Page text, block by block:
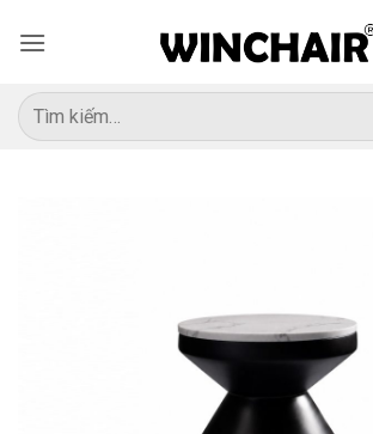
qua
dung
Tìm
kiếm: